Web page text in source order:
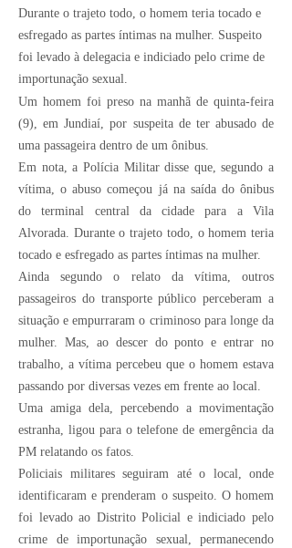
Durante o trajeto todo, o homem teria tocado e
esfregado as partes íntimas na mulher. Suspeito
foi levado à delegacia e indiciado pelo crime de
importunação sexual.
Um homem foi preso na manhã de quinta-feira
(9), em Jundiaí, por suspeita de ter abusado de
uma passageira dentro de um ônibus.
Em nota, a Polícia Militar disse que, segundo a
vítima, o abuso começou já na saída do ônibus
do terminal central da cidade para a Vila
Alvorada. Durante o trajeto todo, o homem teria
tocado e esfregado as partes íntimas na mulher.
Ainda segundo o relato da vítima, outros
passageiros do transporte público perceberam a
situação e empurraram o criminoso para longe da
mulher. Mas, ao descer do ponto e entrar no
trabalho, a vítima percebeu que o homem estava
passando por diversas vezes em frente ao local.
Uma amiga dela, percebendo a movimentação
estranha, ligou para o telefone de emergência da
PM relatando os fatos.
Policiais militares seguiram até o local, onde
identificaram e prenderam o suspeito. O homem
foi levado ao Distrito Policial e indiciado pelo
crime de importunação sexual, permanecendo